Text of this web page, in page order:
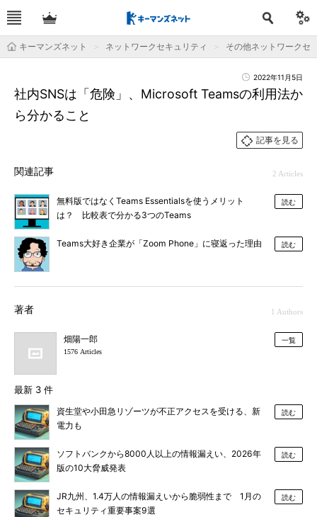
キーマンズネット ネットワークセキュリティ その他ネットワークセ
2022年11月5日
社内SNSは「危険」、Microsoft Teamsの利用法か
ら分かること
記事を見る
関連記事 2 Articles
無料版ではなくTeams Essentialsを使うメリット
は？ 比較表で分かる3つのTeams
読む
Teams大好き企業が「Zoom Phone」に寝返った理由 読む
著者 1 Authors
畑陽一郎
1576 Articles
一覧
最新 3 件
資生堂や小田急リゾーツが不正アクセスを受ける、新
電力も
読む
ソフトバンクから8000人以上の情報漏えい、2026年
版の10大脅威発表
読む
JR九州、1.4万人の情報漏えいから脆弱性まで 1月の
セキュリティ重要事案9選
読む